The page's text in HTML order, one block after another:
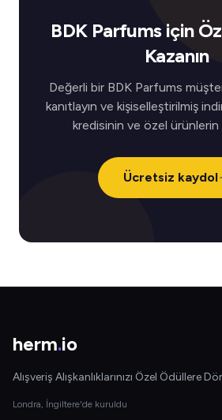
BDK Parfums için
Kazanın
Değerli bir BDK Parfums
kanıtlayın ve kişiselleştirilmiş
kredisinin ve özel ürünlerin
Ücretsiz kaydol
herm.io
Alışveriş Alışkanlıklarınızı Özel Ödüllere
Londra, İngiltere'de kuruldu